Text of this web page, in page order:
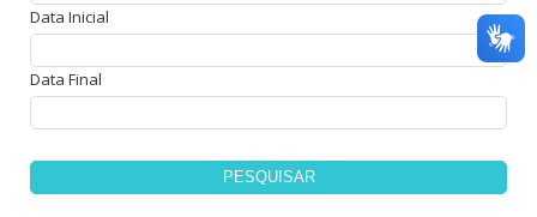
Data Inicial
Data Final
PESQUISAR